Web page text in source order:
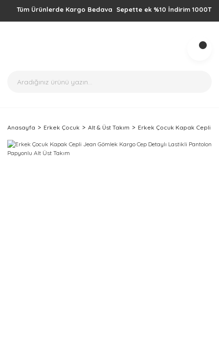
Tüm Ürünlerde Kargo Bedava Sepette ek %10 İndirim 1000TL
Anasayfa Erkek Çocuk Alt & Üst Takım Erkek Çocuk Kapak Cepli